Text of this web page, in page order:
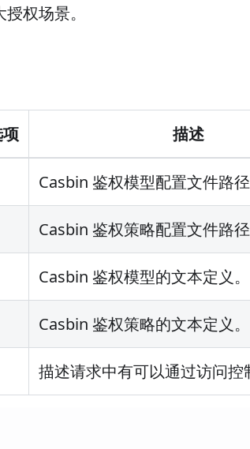
权场景。
描述
Casbin 鉴权模型配置文件路
Casbin 鉴权策略配置文件路
Casbin 鉴权模型的文本定义。
Casbin 鉴权策略的文本定义。
描述请求中有可以通过访问控